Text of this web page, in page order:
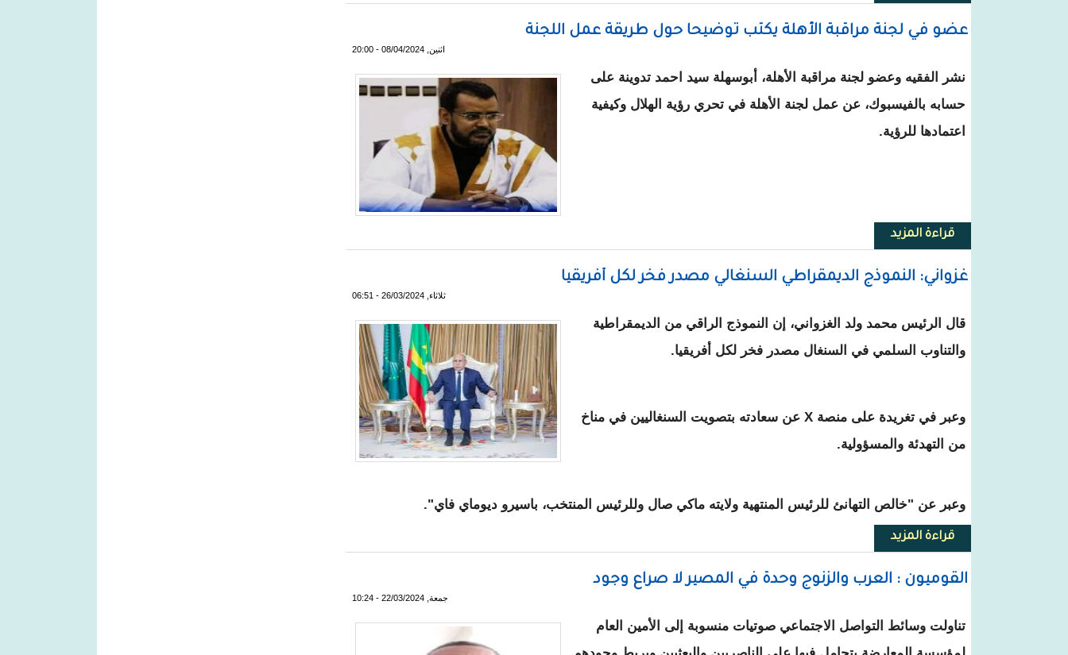
عضو في لجنة مراقبة الأهلة يكتب توضيحا حول طريقة عمل اللجنة
اثنين, 08/04/2024 - 20:00
نشر الفقيه وعضو لجنة مراقبة الأهلة، أبوسهلة سيد احمد تدوينة على
حسابه بالفيسبوك، عن عمل لجنة الأهلة في تحري رؤية الهلال وكيفية
اعتمادها للرؤية.
قراءة المزيدحول عضو في لجنة مراقبة الأهلة يكتب توضيحا حول طريقة عمل اللجنة
غزواني: النموذج الديمقراطي السنغالي مصدر فخر لكل أفريقيا
ثلاثاء, 26/03/2024 - 06:51
قال الرئيس محمد ولد الغزواني، إن النموذج الراقي من الديمقراطية
والتناوب السلمي في السنغال مصدر فخر لكل أفريقيا.
وعبر في تغريدة على منصة X عن سعادته ‏بتصويت السنغاليين في مناخ
من التهدئة والمسؤولية.
وعبر عن "خالص التهانئ للرئيس المنتهية ولايته ماكي صال وللرئيس المنتخب، باسيرو ديوماي فاي".
قراءة المزيدحول غزواني: النموذج الديمقراطي السنغالي مصدر فخر لكل أفريقيا
القوميون : العرب والزنوج وحدة في المصير لا صراع وجود
جمعة, 22/03/2024 - 10:24
تناولت وسائط التواصل الاجتماعي صوتيات منسوبة إلى الأمين العام